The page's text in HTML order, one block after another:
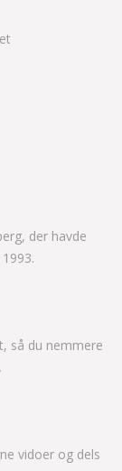
der havde
så du nemmere
vidoer og dels